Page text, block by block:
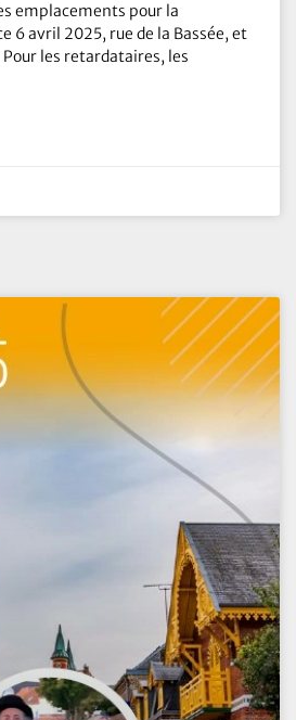
emplacements pour la
6 avril 2025, rue de la Bassée, et
les retardataires, les